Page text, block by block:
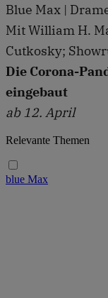
Blue Max |
Mit William H.
Cutkosky;
Die Corona-
eingebaut
ab 12. April
Relevante Themen
blue Max